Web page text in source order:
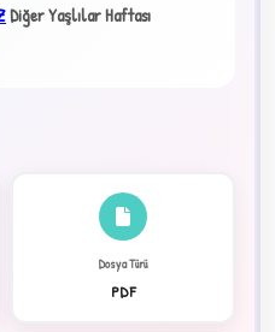
Diğer Yaşlılar Haftası
Dosya Türü
PDF